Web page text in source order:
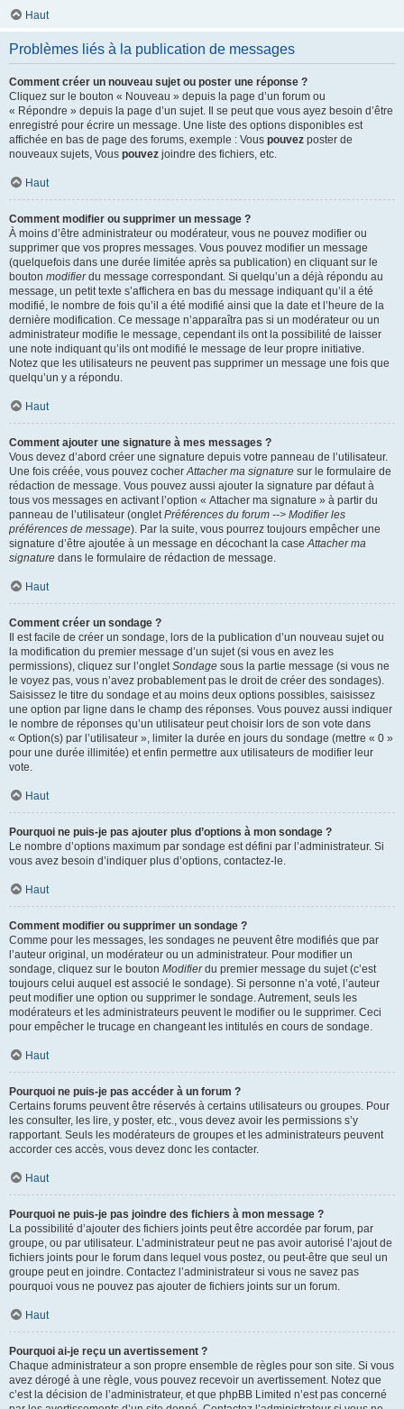
Haut
Problèmes liés à la publication de messages
Comment créer un nouveau sujet ou poster une réponse ?
Cliquez sur le bouton « Nouveau » depuis la page d’un forum ou
« Répondre » depuis la page d’un sujet. Il se peut que vous ayez besoin d’être
enregistré pour écrire un message. Une liste des options disponibles est
affichée en bas de page des forums, exemple : Vous pouvez poster de
nouveaux sujets, Vous pouvez joindre des fichiers, etc.
Haut
Comment modifier ou supprimer un message ?
À moins d’être administrateur ou modérateur, vous ne pouvez modifier ou
supprimer que vos propres messages. Vous pouvez modifier un message
(quelquefois dans une durée limitée après sa publication) en cliquant sur le
bouton modifierdu message correspondant. Si quelqu’un a déjà répondu au
message, un petit texte s’affichera en bas du message indiquant qu’il a été
modifié, le nombre de fois qu’il a été modifié ainsi que la date et l’heure de la
dernière modification. Ce message n’apparaîtra pas si un modérateur ou un
administrateur modifie le message, cependant ils ont la possibilité de laisser
une note indiquant qu’ils ont modifié le message de leur propre initiative.
Notez que les utilisateurs ne peuvent pas supprimer un message une fois que
quelqu’un y a répondu.
Haut
Comment ajouter une signature à mes messages ?
Vous devez d’abord créer une signature depuis votre panneau de l’utilisateur.
Une fois créée, vous pouvez cocherAttacher ma signature sur le formulaire de
rédaction de message. Vous pouvez aussi ajouter la signature par défaut à
tous vos messages en activant l’option « Attacher ma signature » à partir du
panneau de l’utilisateur (ongletPréférences du forum --> Modifier les
préférences de message). Par la suite, vous pourrez toujours empêcher une
signature d’être ajoutée à un message en décochant la caseAttacher ma
signature dans le formulaire de rédaction de message.
Haut
Comment créer un sondage ?
Il est facile de créer un sondage, lors de la publication d’un nouveau sujet ou
la modification du premier message d’un sujet (si vous en avez les
permissions), cliquez sur l’ongletSondage sous la partie message (si vous ne
le voyez pas, vous n’avez probablement pas le droit de créer des sondages).
Saisissez le titre du sondage et au moins deux options possibles, saisissez
une option par ligne dans le champ des réponses. Vous pouvez aussi indiquer
le nombre de réponses qu’un utilisateur peut choisir lors de son vote dans
« Option(s) par l’utilisateur », limiter la durée en jours du sondage (mettre « 0 »
pour une durée illimitée) et enfin permettre aux utilisateurs de modifier leur
vote.
Haut
Pourquoi ne puis-je pas ajouter plus d’options à mon sondage ?
Le nombre d’options maximum par sondage est défini par l’administrateur. Si
vous avez besoin d’indiquer plus d’options, contactez-le.
Haut
Comment modifier ou supprimer un sondage ?
Comme pour les messages, les sondages ne peuvent être modifiés que par
l’auteur original, un modérateur ou un administrateur. Pour modifier un
sondage, cliquez sur le bouton Modifierdu premier message du sujet (c’est
toujours celui auquel est associé le sondage). Si personne n’a voté, l’auteur
peut modifier une option ou supprimer le sondage. Autrement, seuls les
modérateurs et les administrateurs peuvent le modifier ou le supprimer. Ceci
pour empêcher le trucage en changeant les intitulés en cours de sondage.
Haut
Pourquoi ne puis-je pas accéder à un forum ?
Certains forums peuvent être réservés à certains utilisateurs ou groupes. Pour
les consulter, les lire, y poster, etc., vous devez avoir les permissions s’y
rapportant. Seuls les modérateurs de groupes et les administrateurs peuvent
accorder ces accès, vous devez donc les contacter.
Haut
Pourquoi ne puis-je pas joindre des fichiers à mon message ?
La possibilité d’ajouter des fichiers joints peut être accordée par forum, par
groupe, ou par utilisateur. L’administrateur peut ne pas avoir autorisé l’ajout de
fichiers joints pour le forum dans lequel vous postez, ou peut-être que seul un
groupe peut en joindre. Contactez l’administrateur si vous ne savez pas
pourquoi vous ne pouvez pas ajouter de fichiers joints sur un forum.
Haut
Pourquoi ai-je reçu un avertissement ?
Chaque administrateur a son propre ensemble de règles pour son site. Si vous
avez dérogé à une règle, vous pouvez recevoir un avertissement. Notez que
c’est la décision de l’administrateur, et que phpBB Limited n’est pas concerné